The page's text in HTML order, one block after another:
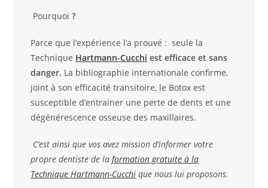
Pourquoi?
Parce que l’expérience l’a prouvé : seule la
Technique Hartmann-Cucchi est efficace et sans
danger. La bibliographie internationale confirme,
joint à son efficacité transitoire, le Botox est
susceptible d’entrainer une perte de dents et une
dégénérescence osseuse des maxillaires.
C’est ainsi que vos avez mission d’informer votre
propre dentiste de laformation gratuite à la
Technique Hartmann-Cucchi que nous lui proposons.